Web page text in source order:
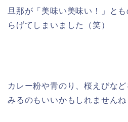
旦那が「美味い美味い！」と
らげてしまいました（笑）
カレー粉や青のり、桜えびな
みるのもいいかもしれませんね